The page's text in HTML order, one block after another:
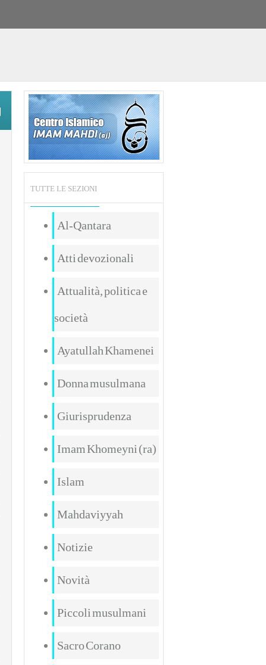
TUTTE LE SEZIONI
Al-Qantara
Atti devozionali
Attualità, politica e
società
Ayatullah Khamenei
Donna musulmana
Giurisprudenza
Imam Khomeyni (ra)
Islam
Mahdaviyyah
Notizie
Novità
Piccoli musulmani
Sacro Corano